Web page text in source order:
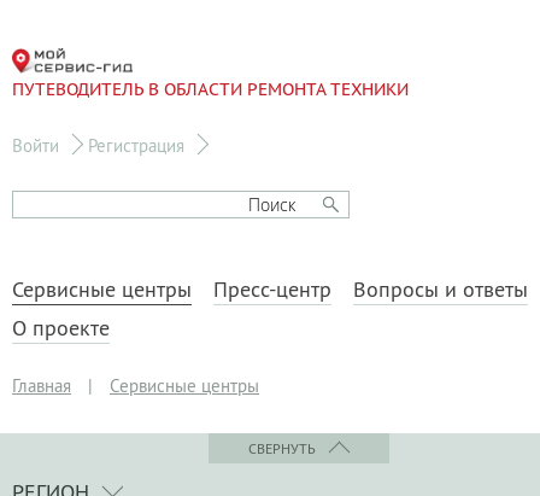
ПУТЕВОДИТЕЛЬ В ОБЛАСТИ РЕМОНТА ТЕХНИКИ
Войти Регистрация
Сервисные центры Пресс-центр
Вопросы и ответы
О проекте
Главная | Сервисные центры
СВЕРНУТЬ